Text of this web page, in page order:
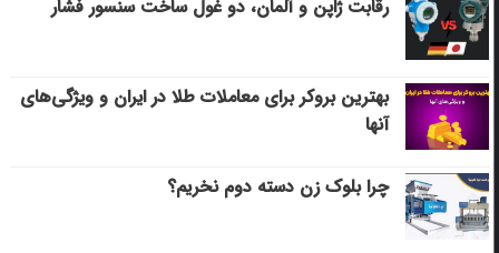
رقابت ژاپن و آلمان، دو غول ساخت سنسور فشار
بهترین بروکر برای معاملات طلا در ایران و ویژگی‌های
آنها
چرا بلوک زن دسته دوم نخریم؟